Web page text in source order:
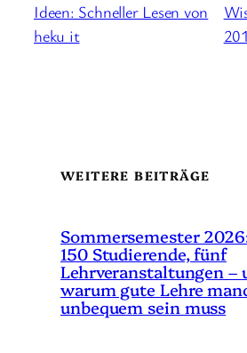
Ideen: Schneller Lesen von
heku it
WEITERE BEITRÄGE
Sommersemester
150 Studierende, fünf
Lehrveranstaltungen –
warum gute Lehre
unbequem sein muss